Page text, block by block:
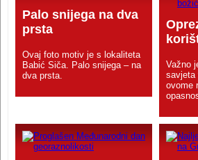
Palo snijega na dva
prsta
Ovaj foto motiv je s lokaliteta
Babić Siča. Palo snijega – na
dva prsta.
Važno
savjeta
ovome